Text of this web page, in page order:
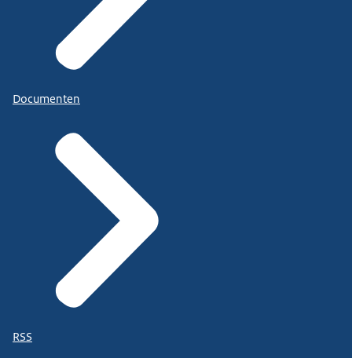
Documenten
RSS